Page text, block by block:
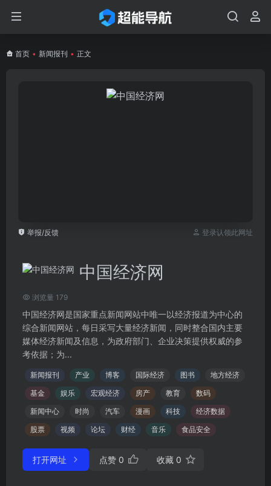
首页 • 新闻报刊 • 正文
举报/反馈 登录认领此网址
中国经济网
浏览量 179
中国经济网是国家重点新闻网站中唯一以经济报道为中心的
综合新闻网站，每日采写大量经济新闻，同时整合国内主要
媒体经济新闻及信息，为政府部门、企业决策提供权威的参
考依据；为...
新闻报刊 产业 博客 国际经济 图书
地方经济
基金
娱乐 宏观经济 房产 教育
数码
新闻中心
时尚 汽车 漫画 科技
经济数据
股票
视频 论坛 财经 音乐 食品安全
打开网址 点赞 0 收藏 0